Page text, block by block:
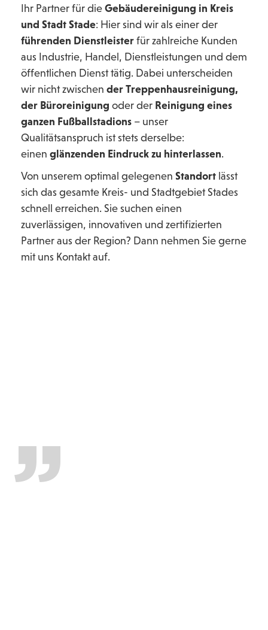
Ihr Partner für die Gebäudereinigung in Kreis
und Stadt Stade: Hier sind wir als einer der
führenden Dienstleister für zahlreiche Kunden
aus Industrie, Handel, Dienstleistungen und dem
öffentlichen Dienst tätig. Dabei unterscheiden
wir nicht zwischen der Treppenhausreinigung,
der Büroreinigung oder der Reinigung eines
ganzen Fußballstadions – unser
Qualitätsanspruch ist stets derselbe:
einen glänzenden Eindruck zu hinterlassen.
Von unserem optimal gelegenen Standort lässt
sich das gesamte Kreis- und Stadtgebiet Stades
schnell erreichen. Sie suchen einen
zuverlässigen, innovativen und zertifizierten
Partner aus der Region? Dann nehmen Sie gerne
mit uns Kontakt auf.